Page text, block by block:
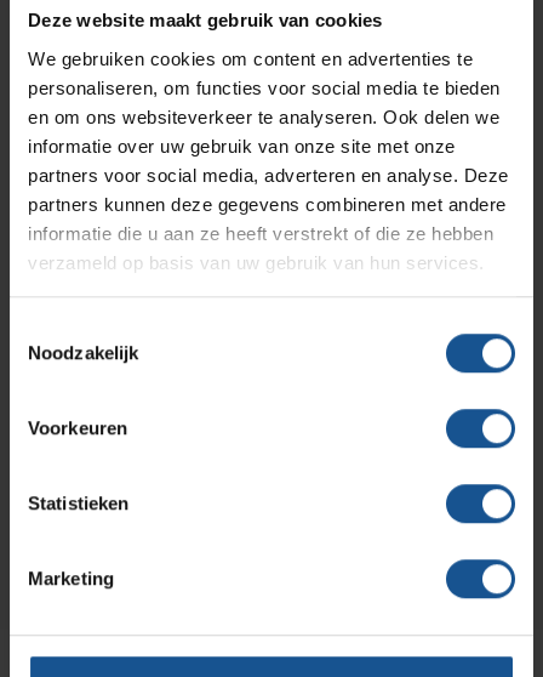
Deze website maakt gebruik van cookies
We gebruiken cookies om content en advertenties te
personaliseren, om functies voor social media te bieden
en om ons websiteverkeer te analyseren. Ook delen we
informatie over uw gebruik van onze site met onze
partners voor social media, adverteren en analyse. Deze
partners kunnen deze gegevens combineren met andere
informatie die u aan ze heeft verstrekt of die ze hebben
verzameld op basis van uw gebruik van hun services.
Noodzakelijk
Voorkeuren
Statistieken
Marketing
Verzenden
Contact informatie
VE-Systems
3861 NB Nijkerk
Branches
Solutions
RVS Werkplekinrichting
Productlijnen
Medische afvalverpakkingen
Infectiepreventie en hygiëne
Assortiment
Onze merken
Hammerlit
Septodry
Metro
Zarges
Contact
Ons team
Klantcases
Vacatures